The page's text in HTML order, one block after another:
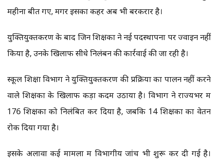
महीनों बीत गए, मगर इसका कहर अब भी बरकरार है।
युक्तियुक्तकरण के बाद जिन शिक्षकों ने नई पदस्थापना पर ज्वाइन नहीं
किया है, उनके खिलाफ सीधे निलंबन की कार्रवाई की जा रही है।
स्कूल शिक्षा विभाग ने युक्तियुक्तकरण की प्रक्रिया का पालन नहीं करने
वाले शिक्षकों के खिलाफ कड़ा कदम उठाया है। विभाग ने राज्यभर में
176 शिक्षकों को निलंबित कर दिया है, जबकि 14 शिक्षकों का वेतन
रोक दिया गया है।
इसके अलावा कई मामलों में विभागीय जांच भी शुरू कर दी गई है।